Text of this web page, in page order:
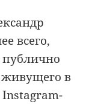
всего,
живущего в